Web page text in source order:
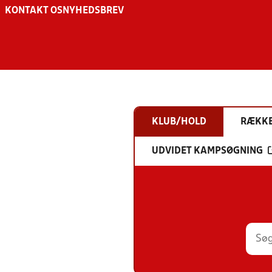
KONTAKT OS NYHEDSBREV
KLUB/HOLD
UDVIDET KAMPSØGNING